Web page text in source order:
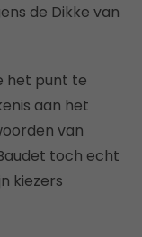
de Dikke van
het punt te
aan het
van
toch echt
kiezers